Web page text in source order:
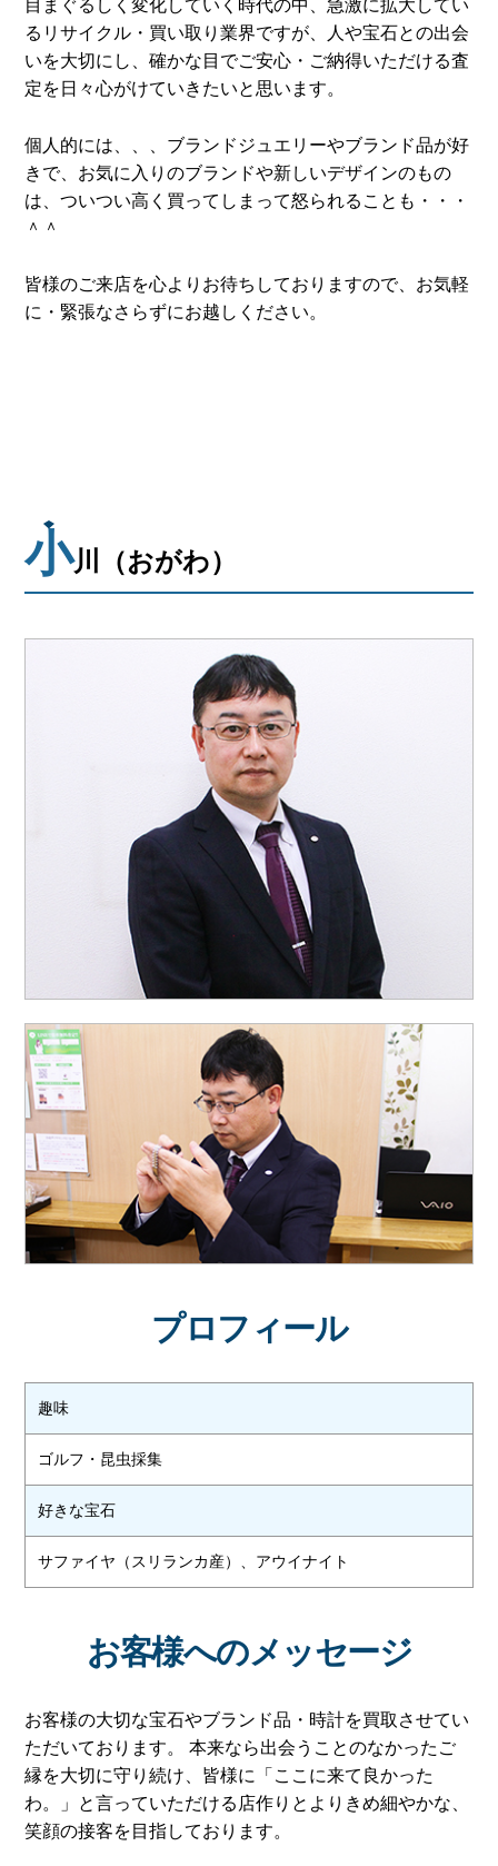
目まぐるしく変化していく時代の中、急激に拡大してい
るリサイクル・買い取り業界ですが、人や宝石との出会
いを大切にし、確かな目でご安心・ご納得いただける査
定を日々心がけていきたいと思います。
個人的には、、、ブランドジュエリーやブランド品が好
きで、お気に入りのブランドや新しいデザインのもの
は、ついつい高く買ってしまって怒られることも・・・
＾＾
皆様のご来店を心よりお待ちしておりますので、お気軽
に・緊張なさらずにお越しください。
小川（おがわ）
プロフィール
趣味
ゴルフ・昆虫採集
好きな宝石
サファイヤ（スリランカ産）、アウイナイト
お客様へのメッセージ
お客様の大切な宝石やブランド品・時計を買取させてい
ただいております。 本来なら出会うことのなかったご
縁を大切に守り続け、皆様に「ここに来て良かった
わ。」と言っていただける店作りとよりきめ細やかな、
笑顔の接客を目指しております。